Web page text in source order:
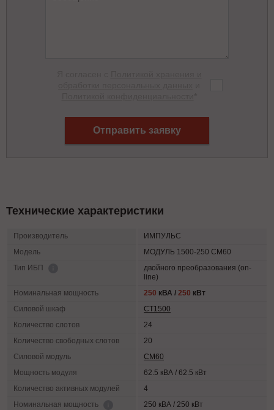
Отправить заявку
Технические характеристики
Производитель
ИМПУЛЬС
Модель
МОДУЛЬ 1500-250 СМ60
Тип ИБП
двойного преобразования (on-
line)
Номинальная мощность
250 кВА / 250 кВт
Силовой шкаф
СТ1500
Количество слотов
24
Количество свободных слотов
20
Силовой модуль
СМ60
Мощность модуля
62.5 кВА / 62.5 кВт
Количество активных модулей
4
Номинальная мощность
250 кВА / 250 кВт